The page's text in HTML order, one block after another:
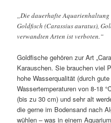
„Die dauerhafte
Goldfisch (Carassius auratus),
verwandten Arten ist verboten.“
Goldfische gehören zur Art
Karauschen. Sie brauchen viel
hohe Wasserqualität (durch
Wassertemperaturen von 8-18
(bis zu 30 cm) und sehr alt
die gerne im Bodensand nach
wühlen – was in einem